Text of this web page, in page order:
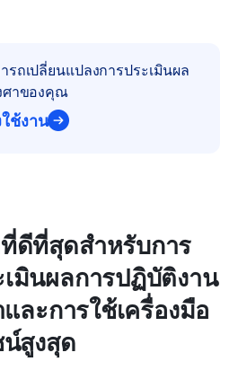
รถเปลี่ยนแปลงการประเมินผล
ศาของคุณ
ช้งาน
ดีที่สุดสำหรับการ
มินผลการปฏิบัติงาน
ละการใช้เครื่องมือ
สูงสุด